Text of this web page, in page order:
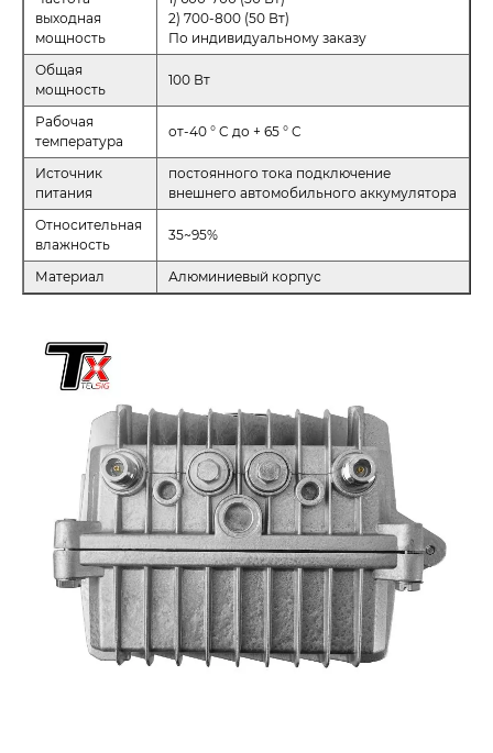
выходная
мощность
2) 700-800 (50 Вт)
По индивидуальному заказу
Общая
мощность
100 Вт
Рабочая
температура
от-40 ° C до + 65 ° C
Источник
питания
постоянного тока подключение
внешнего автомобильного аккумулятора
Относительная
влажность
35~95%
Материал Алюминиевый корпус